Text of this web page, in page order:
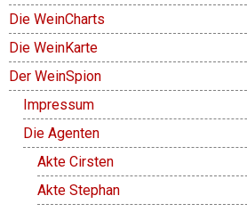
Die WeinCharts
Die WeinKarte
Der WeinSpion
Impressum
Die Agenten
Akte Cirsten
Akte Stephan